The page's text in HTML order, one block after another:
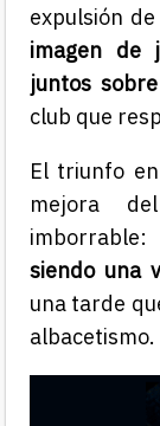
expulsión
imagen de
juntos
club que
El triunfo
mejora
imborrable:
siendo una
una tarde
albacetismo.